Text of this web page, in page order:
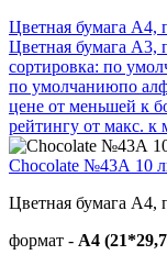
Цветная бумага А4,
Цветная бумага А3,
сортировка: по
по умолчаниюпо
цене от меньшей к
рейтингу от макс. к
Chocolate №43А 10
Цветная бумага А4,
формат - А4